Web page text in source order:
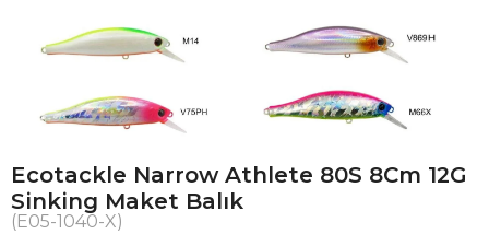
Ecotackle Narrow Athlete 80S 8Cm 12G
Sinking Maket Balık
(E05-1040-X)